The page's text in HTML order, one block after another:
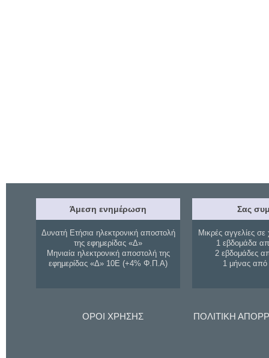
Άμεση ενημέρωση
Δυνατή Ετήσια ηλεκτρονική αποστολή
της εφημερίδας «Δ»
Μηνιαία ηλεκτρονική αποστολή της
εφημερίδας «Δ» 10Ε (+4% Φ.Π.Α)
Σας
Μικρές αγγελίες σε
1 εβδομάδα
2 εβδομάδες
1 μήνας
ΟΡΟΙ ΧΡΗΣΗΣ ΠΟΛΙΤΙΚΗ